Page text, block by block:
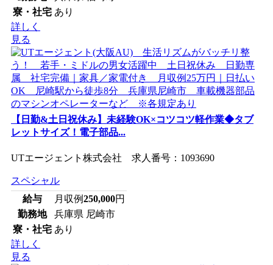
寮・社宅 あり
詳しく
見る
【日勤&土日祝休み】未経験OK×コツコツ軽作業◆タブ
レットサイズ！電子部品...
UTエージェント株式会社 求人番号：1093690
スペシャル
給与
月収例250,000円
勤務地
兵庫県 尼崎市
寮・社宅 あり
詳しく
見る